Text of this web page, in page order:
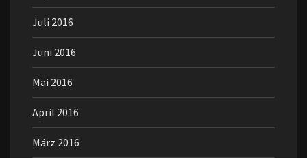
Juli 2016
Juni 2016
Mai 2016
April 2016
März 2016